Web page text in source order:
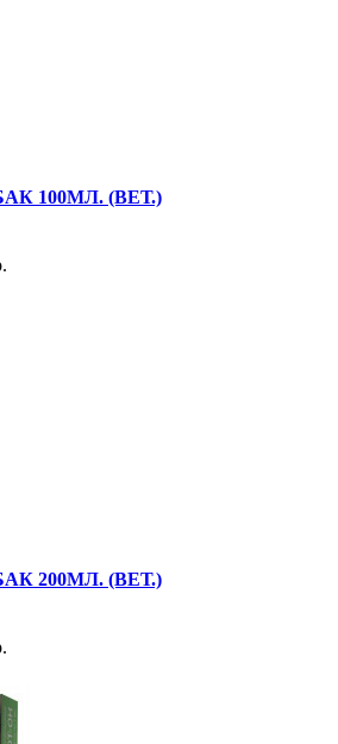
100МЛ. (ВЕТ.)
200МЛ. (ВЕТ.)